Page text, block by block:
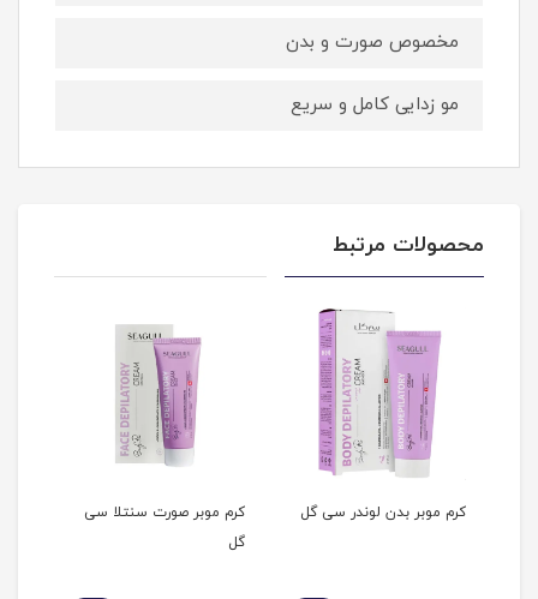
مخصوص صورت و بدن
مو زدایی کامل و سریع
محصولات مرتبط
کرم موبر بدن لوندر سی گل
کرم موبر صورت سنتلا سی
گل